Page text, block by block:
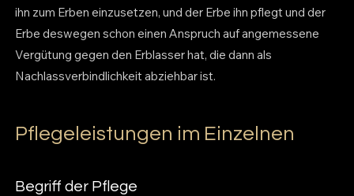
ihn zum Erben einzusetzen, und der Erbe ihn pflegt und der
Erbe deswegen schon einen Anspruch auf angemessene
Vergütung gegen den Erblasser hat, die dann als
Nachlassverbindlichkeit abziehbar ist.
Pflegeleistungen im Einzelnen
Begriff der Pflege